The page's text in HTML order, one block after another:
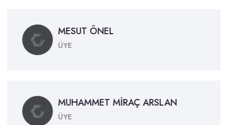
MESUT ÖNEL
ÜYE
MUHAMMET MİRAÇ ARSLAN
ÜYE